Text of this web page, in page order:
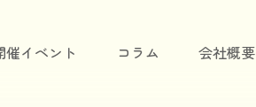
催イベント コラム 会社概要